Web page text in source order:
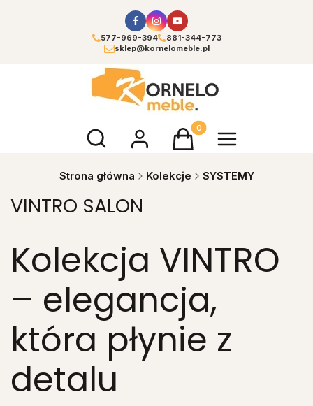
577-969-394
881-344-773
sklep@kornelomeble.pl
Otwórz wyszukiwarkęProdukty w koszyku: 0.
Strona główna Kolekcje SYSTEMY
VINTRO SALON
Kolekcja VINTRO
– elegancja,
która płynie z
detalu